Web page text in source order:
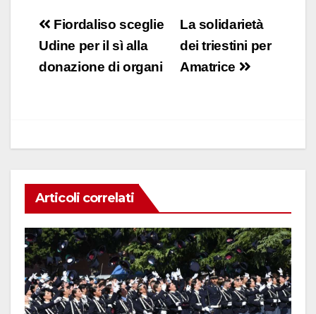
c
e
b
at
s
A
k
dI
ail n
di
vi
Navigazione
articoli
La solidarietà
dei triestini per
Amatrice
Fiordaliso sceglie
Udine per il sì alla
donazione di organi
Articoli correlati